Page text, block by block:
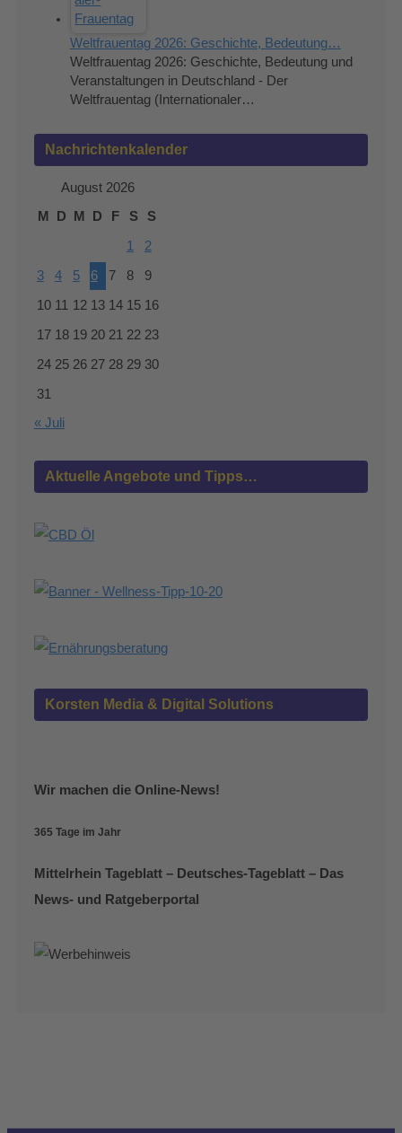
Weltfrauentag 2026: Geschichte, Bedeutung…
Weltfrauentag 2026: Geschichte, Bedeutung und
Veranstaltungen in Deutschland - Der
Weltfrauentag (Internationaler…
Nachrichtenkalender
August 2026
M
D M D F S S
1 2
3 4 5 6 7 8 9
10 11 12 13 14 15 16
17 18 19 20 21 22 23
24 25 26 27 28 29 30
31
« Juli
Aktuelle Angebote und Tipps…
Korsten Media & Digital Solutions
Wir machen die Online-News!
365 Tage im Jahr
Mittelrhein Tageblatt – Deutsches-Tageblatt – Das
News- und Ratgeberportal